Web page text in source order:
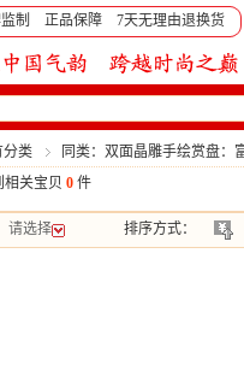
监制 正品保障 7天无理由退换货
分类
同类：双面晶雕手绘赏盘：
相关宝贝 0 件
请选择 排序方式：